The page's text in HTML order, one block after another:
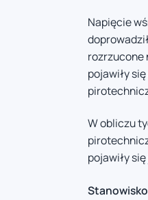
Napięcie
rozrzucone
pojawiły
W obliczu
pojawiły